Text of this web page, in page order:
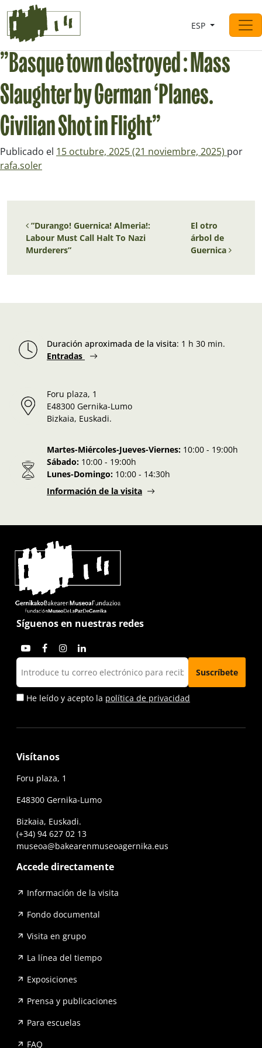
Saltar al contingut
Navegación principal
ESP
”Basque town destroyed : Mass
Slaughter by German ‘Planes.
Civilian Shot in Flight”
Publicado el 15 octubre, 2025(21 noviembre, 2025) por
rafa.soler
Navegación de entradas
”Durango! Guernica! Almeria!:
Labour Must Call Halt To Nazi
Murderers”
El otro
árbol de
Guernica
Duración aproximada de la visita: 1 h 30 min.
Entradas
Foru plaza, 1
E48300 Gernika-Lumo
Bizkaia, Euskadi.
Martes-Miércoles-Jueves-Viernes: 10:00 - 19:00h
Sábado: 10:00 - 19:00h
Lunes-Domingo: 10:00 - 14:30h
Información de la visita
Síguenos en nuestras redes
He leído y acepto la política de privacidad
Visítanos
Foru plaza, 1
E48300 Gernika-Lumo
Bizkaia, Euskadi.
(+34) 94 627 02 13
museoa@bakearenmuseoagernika.eus
Accede directamente
Información de la visita
Fondo documental
Visita en grupo
La línea del tiempo
Exposiciones
Prensa y publicaciones
Para escuelas
FAQ